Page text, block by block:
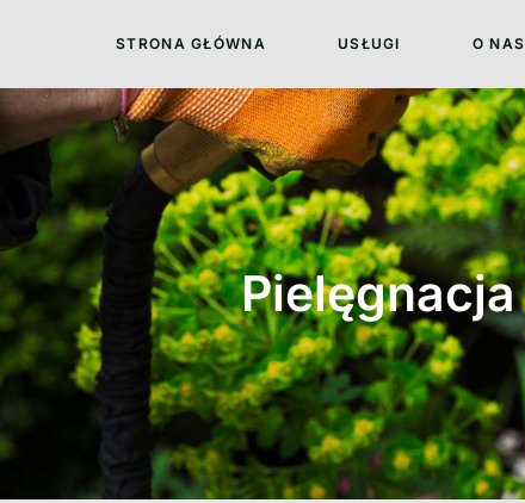
STRONA GŁÓWNA USŁUGI O NAS